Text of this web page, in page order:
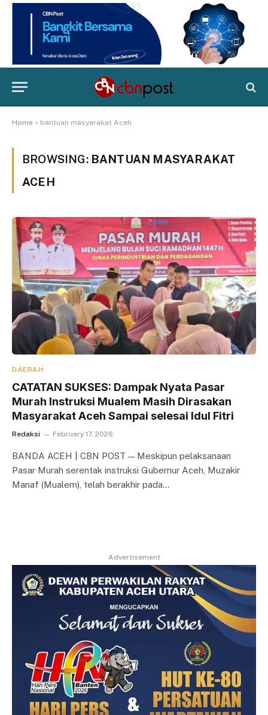
Home » bantuan masyarakat Aceh
BROWSING: BANTUAN MASYARAKAT
ACEH
DAERAH
CATATAN SUKSES: Dampak Nyata Pasar
Murah Instruksi Mualem Masih Dirasakan
Masyarakat Aceh Sampai selesai Idul Fitri
Redaksi February 17, 2026
BANDA ACEH | CBN POST — Meskipun pelaksanaan
Pasar Murah serentak instruksi Gubernur Aceh, Muzakir
Manaf (Mualem), telah berakhir pada…
Advertisement